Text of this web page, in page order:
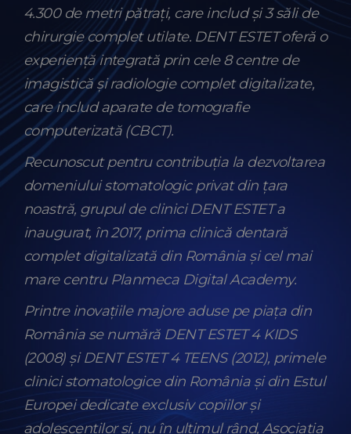
4.300 de metri pătrați, care includ și 3 săli de
chirurgie complet utilate. DENT ESTET oferă o
experiență integrată prin cele 8 centre de
imagistică și radiologie complet digitalizate,
care includ aparate de tomografie
computerizată (CBCT).
Recunoscut pentru contribuția la dezvoltarea
domeniului stomatologic privat din țara
noastră, grupul de clinici DENT ESTET a
inaugurat, în 2017, prima clinică dentară
complet digitalizată din România și cel mai
mare centru Planmeca Digital Academy.
Printre inovațiile majore aduse pe piața din
România se numără DENT ESTET 4 KIDS
(2008) și DENT ESTET 4 TEENS (2012), primele
clinici stomatologice din România și din Estul
Europei dedicate exclusiv copiilor și
adolescenților și, nu în ultimul rând, Asociația